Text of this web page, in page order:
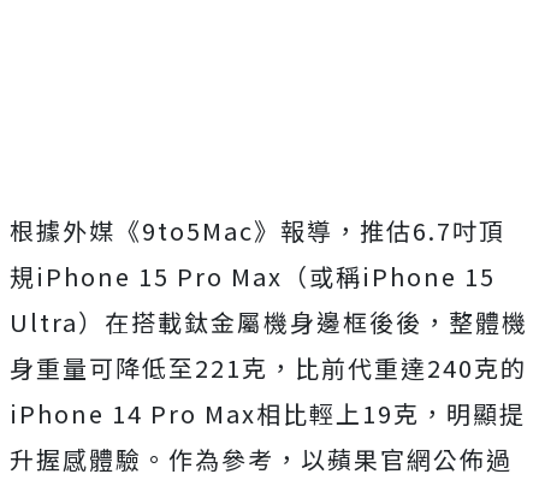
根據外媒《9to5Mac》報導，推估6.7吋頂
規iPhone 15 Pro Max（或稱iPhone 15
Ultra）在搭載鈦金屬機身邊框後後，整體機
身重量可降低至221克，比前代重達240克的
iPhone 14 Pro Max相比輕上19克，明顯提
升握感體驗。作為參考，以蘋果官網公佈過